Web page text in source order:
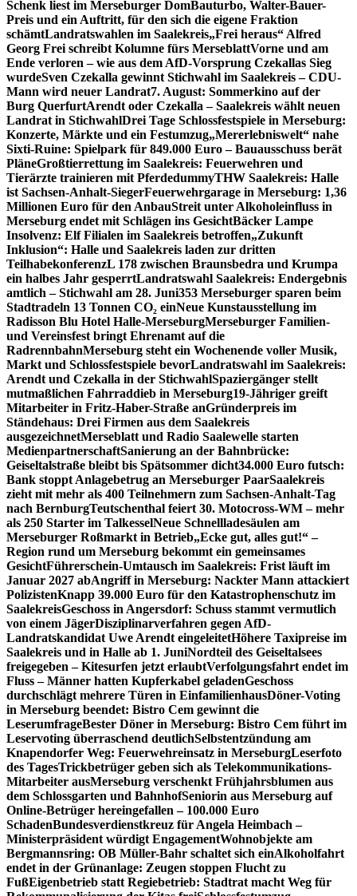
Schenk liest im Merseburger DomBauturbo, Walter-Bauer-
Preis und ein Auftritt, für den sich die eigene Fraktion
schämtLandratswahlen im Saalekreis„Frei heraus“ Alfred
Georg Frei schreibt Kolumne fürs MerseblattVorne und am
Ende verloren – wie aus dem AfD-Vorsprung Czekallas Sieg
wurdeSven Czekalla gewinnt Stichwahl im Saalekreis – CDU-
Mann wird neuer Landrat7. August: Sommerkino auf der
Burg QuerfurtArendt oder Czekalla – Saalekreis wählt neuen
Landrat in StichwahlDrei Tage Schlossfestspiele in Merseburg:
Konzerte, Märkte und ein Festumzug„Mererlebniswelt“ nahe
Sixti-Ruine: Spielpark für 849.000 Euro – Bauausschuss berät
PläneGroßtierrettung im Saalekreis: Feuerwehren und
Tierärzte trainieren mit PferdedummyTHW Saalekreis: Halle
ist Sachsen-Anhalt-SiegerFeuerwehrgarage in Merseburg: 1,36
Millionen Euro für den AnbauStreit unter Alkoholeinfluss in
Merseburg endet mit Schlägen ins GesichtBäcker Lampe
Insolvenz: Elf Filialen im Saalekreis betroffen„Zukunft
Inklusion“: Halle und Saalekreis laden zur dritten
TeilhabekonferenzL 178 zwischen Braunsbedra und Krumpa
ein halbes Jahr gesperrtLandratswahl Saalekreis: Endergebnis
amtlich – Stichwahl am 28. Juni353 Merseburger sparen beim
Stadtradeln 13 Tonnen CO₂ einNeue Kunstausstellung im
Radisson Blu Hotel Halle-MerseburgMerseburger Familien-
und Vereinsfest bringt Ehrenamt auf die
RadrennbahnMerseburg steht ein Wochenende voller Musik,
Markt und Schlossfestspiele bevorLandratswahl im Saalekreis:
Arendt und Czekalla in der StichwahlSpaziergänger stellt
mutmaßlichen Fahrraddieb in Merseburg19-Jähriger greift
Mitarbeiter in Fritz-Haber-Straße anGründerpreis im
Ständehaus: Drei Firmen aus dem Saalekreis
ausgezeichnetMerseblatt und Radio Saalewelle starten
MedienpartnerschaftSanierung an der Bahnbrücke:
Geiseltalstraße bleibt bis Spätsommer dicht34.000 Euro futsch:
Bank stoppt Anlagebetrug an Merseburger PaarSaalekreis
zieht mit mehr als 400 Teilnehmern zum Sachsen-Anhalt-Tag
nach BernburgTeutschenthal feiert 30. Motocross-WM – mehr
als 250 Starter im TalkesselNeue Schnellladesäulen am
Merseburger Roßmarkt in Betrieb„Ecke gut, alles gut!“ –
Region rund um Merseburg bekommt ein gemeinsames
GesichtFührerschein-Umtausch im Saalekreis: Frist läuft im
Januar 2027 abAngriff in Merseburg: Nackter Mann attackiert
PolizistenKnapp 39.000 Euro für den Katastrophenschutz im
SaalekreisGeschoss in Angersdorf: Schuss stammt vermutlich
von einem JägerDisziplinarverfahren gegen AfD-
Landratskandidat Uwe Arendt eingeleitetHöhere Taxipreise im
Saalekreis und in Halle ab 1. JuniNordteil des Geiseltalsees
freigegeben – Kitesurfen jetzt erlaubtVerfolgungsfahrt endet im
Fluss – Männer hatten Kupferkabel geladenGeschoss
durchschlägt mehrere Türen in EinfamilienhausDöner-Voting
in Merseburg beendet: Bistro Cem gewinnt die
LeserumfrageBester Döner in Merseburg: Bistro Cem führt im
Leservoting überraschend deutlichSelbstentzündung am
Knapendorfer Weg: Feuerwehreinsatz in MerseburgLeserfoto
des TagesTrickbetrüger geben sich als Telekommunikations-
Mitarbeiter ausMerseburg verschenkt Frühjahrsblumen aus
dem Schlossgarten und BahnhofSeniorin aus Merseburg auf
Online-Betrüger hereingefallen – 100.000 Euro
SchadenBundesverdienstkreuz für Angela Heimbach –
Ministerpräsident würdigt EngagementWohnobjekte am
Bergmannsring: OB Müller-Bahr schaltet sich einAlkoholfahrt
endet in der Grünanlage: Zeugen stoppen Flucht zu
FußEigenbetrieb statt Regiebetrieb: Stadtrat macht Weg für